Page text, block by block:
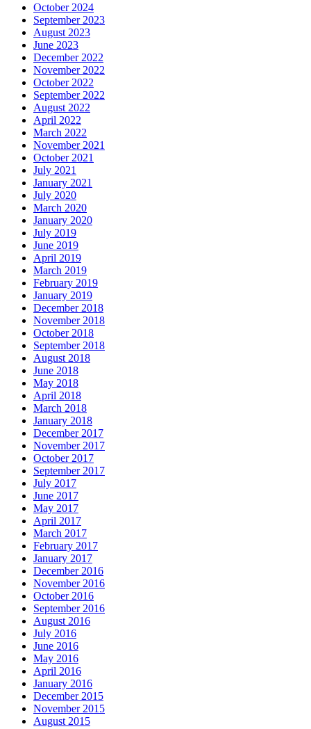
October 2024
September 2023
August 2023
June 2023
December 2022
November 2022
October 2022
September 2022
August 2022
April 2022
March 2022
November 2021
October 2021
July 2021
January 2021
July 2020
March 2020
January 2020
July 2019
June 2019
April 2019
March 2019
February 2019
January 2019
December 2018
November 2018
October 2018
September 2018
August 2018
June 2018
May 2018
April 2018
March 2018
January 2018
December 2017
November 2017
October 2017
September 2017
July 2017
June 2017
May 2017
April 2017
March 2017
February 2017
January 2017
December 2016
November 2016
October 2016
September 2016
August 2016
July 2016
June 2016
May 2016
April 2016
January 2016
December 2015
November 2015
August 2015